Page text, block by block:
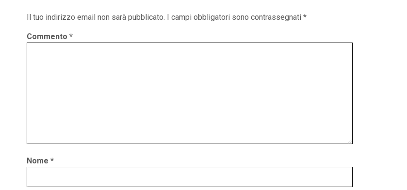
Il tuo indirizzo email non sarà pubblicato. I campi obbligatori sono contrassegnati *
Commento *
Nome *